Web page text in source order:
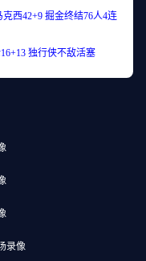
西42+9 掘金终结76人4连
独行侠不敌活塞
录像